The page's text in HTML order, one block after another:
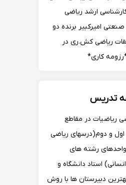
ارشد ریاضی
امیرکبیر برنده دو
ریاضی کش.ری در
۹۵و۹۴ *رزومه کاری*
سال۹۵:تدریس المپیاد ریاضی در
اطهران/موسسه ...
تدریس
در مقاطع
اول و دوم(درسهای ریاضی
رشته های
استاد دانشگاه و
دبیرستان ها با روش